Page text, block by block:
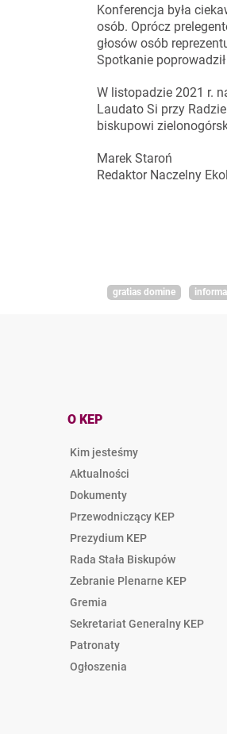
Konferencja była
osób. Oprócz
głosów osób
Spotkanie
W listopadzie 2021 r.
Laudato Si przy
biskupowi
Marek Staroń
Redaktor Naczelny
gratias domine
O KEP
Kim jesteśmy
Aktualności
Dokumenty
Przewodniczący KEP
Prezydium KEP
Rada Stała Biskupów
Zebranie Plenarne KEP
Gremia
Sekretariat Generalny KEP
Patronaty
Ogłoszenia